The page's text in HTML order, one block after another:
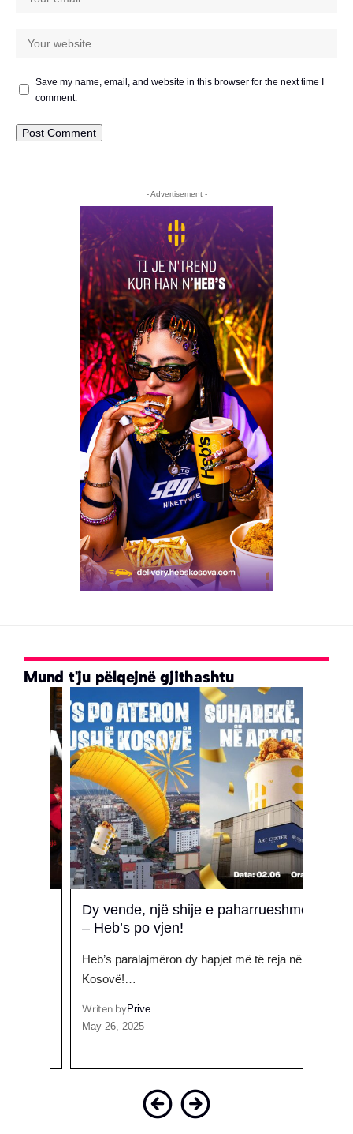
Save my name, email, and website in this browser for the next time I
comment.
- Advertisement -
Mund t'ju pëlqejnë gjithashtu
Dy vende, një shije e paharrueshme
– Heb’s po vjen!
Heb’s paralajmëron dy hapjet më të reja në
Kosovë!…
Writen byPrive
May 26, 2025